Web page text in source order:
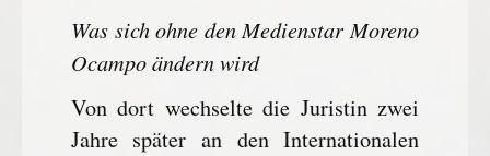
Was sich ohne den Medienstar Moreno
Ocampo ändern wird
Von dort wechselte die Juristin zwei
Jahre später an den Internationalen